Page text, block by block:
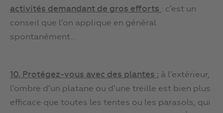
activités demandant de gros efforts : c’est un
conseil que l’on applique en général
spontanément…
10. Protégez-vous avec des plantes : à l’extérieur,
l’ombre d’un platane ou d’une treille est bien plus
efficace que toutes les tentes ou les parasols, qui